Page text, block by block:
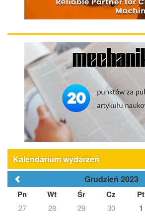
Kalendarium wydarzeń
Grudzień 2023
Pn Wt Śr Cz Pt
27 28 29 30 1